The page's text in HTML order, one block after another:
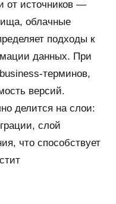
от источников —
облачные
подходы к
данных. При
терминов,
версий.
делится на слои:
слой
что способствует